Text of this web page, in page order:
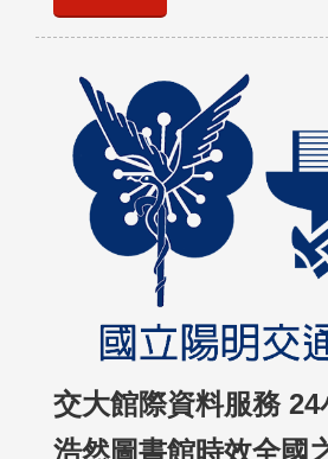
交大館際資料服務 24
浩然圖書館時效全國